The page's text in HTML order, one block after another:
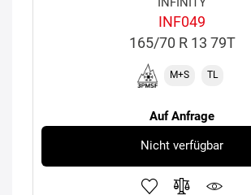
INF049
165/70 R 13 79T
M+S TL
Auf Anfrage
Nicht verfügbar